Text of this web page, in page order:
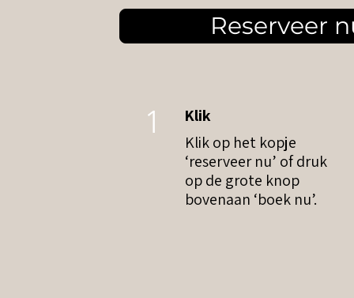
Reserveer
1
Klik
Klik op het kopje
‘reserveer nu’ of druk
op de grote knop
bovenaan ‘boek nu’.